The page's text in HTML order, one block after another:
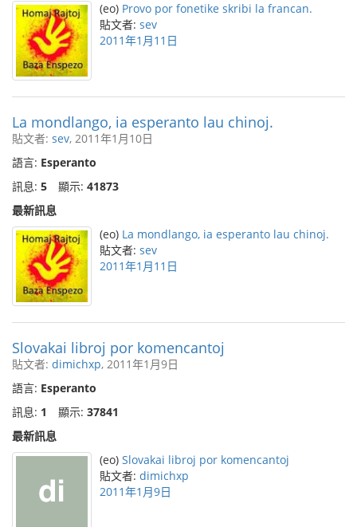
(eo) Provo por fonetike skribi la francan.
貼文者: sev
2011年1月11日
La mondlango, ia esperanto lau chinoj.
貼文者: sev, 2011年1月10日
語言: Esperanto
訊息: 5 顯示: 41873
最新訊息
(eo) La mondlango, ia esperanto lau chinoj.
貼文者: sev
2011年1月11日
Slovakai libroj por komencantoj
貼文者: dimichxp, 2011年1月9日
語言: Esperanto
訊息: 1 顯示: 37841
最新訊息
(eo) Slovakai libroj por komencantoj
貼文者: dimichxp
2011年1月9日